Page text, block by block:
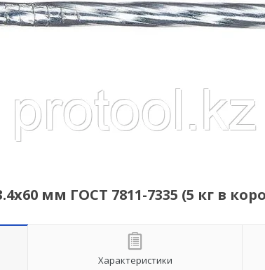
мм ГОСТ 7811-7335 (5 кг в
Характеристики